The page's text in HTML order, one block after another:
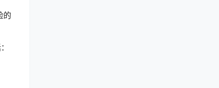
的